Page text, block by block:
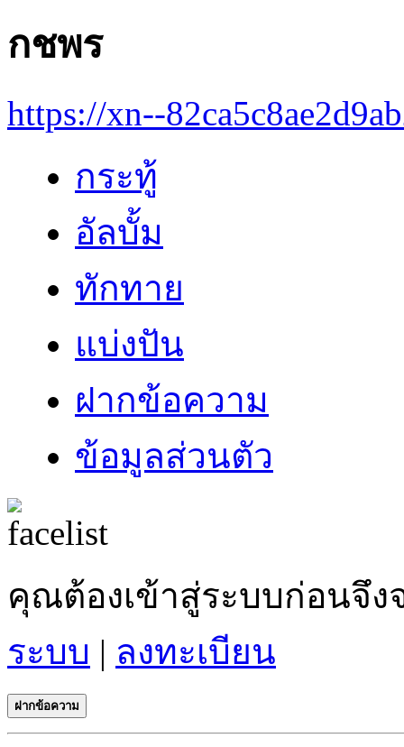
กชพร
https://xn--
กระทู้
อัลบั้ม
ทักทาย
แบ่งปัน
ฝากข้อความ
ข้อมูลส่วนตัว
คุณต้องเข้าสู่ระบบก่อนจึ
ระบบ | ลงทะเบียน
ฝากข้อความ